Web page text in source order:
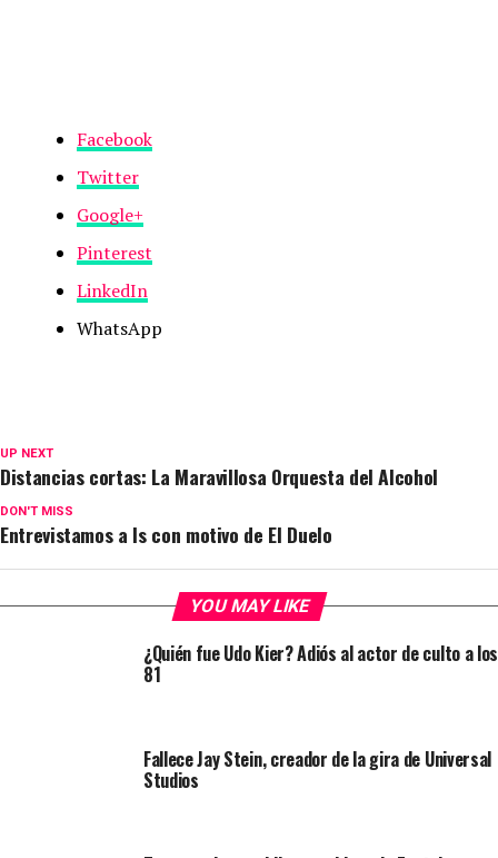
Facebook
Twitter
Google+
Pinterest
LinkedIn
WhatsApp
UP NEXT
Distancias cortas: La Maravillosa Orquesta del Alcohol
DON'T MISS
Entrevistamos a Is con motivo de El Duelo
YOU MAY LIKE
¿Quién fue Udo Kier? Adiós al actor de culto a los
81
Fallece Jay Stein, creador de la gira de Universal
Studios